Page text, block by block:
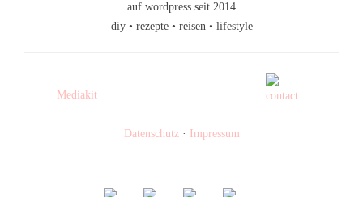
auf wordpress seit 2014
diy • rezepte • reisen • lifestyle
Mediakit
Datenschutz· Impressum